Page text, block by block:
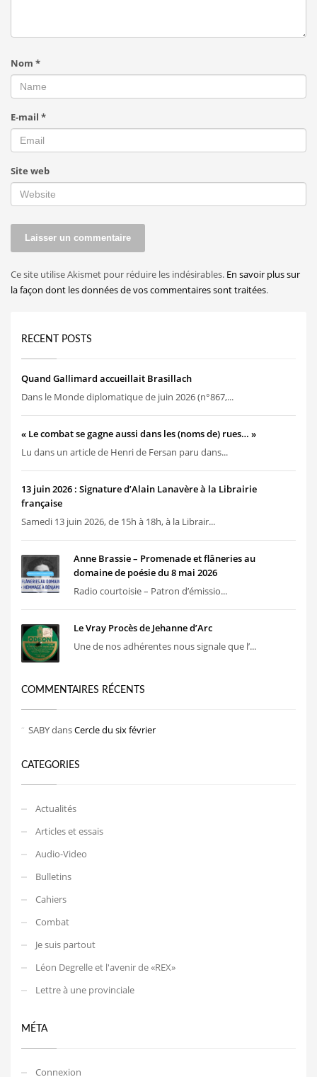
Nom *
E-mail *
Site web
Ce site utilise Akismet pour réduire les indésirables. En savoir plus sur
la façon dont les données de vos commentaires sont traitées.
RECENT POSTS
Quand Gallimard accueillait Brasillach
Dans le Monde diplomatique de juin 2026 (n°867,...
« Le combat se gagne aussi dans les (noms de) rues… »
Lu dans un article de Henri de Fersan paru dans...
13 juin 2026 : Signature d’Alain Lanavère à la Librairie
française
Samedi 13 juin 2026, de 15h à 18h, à la Librair...
Anne Brassie – Promenade et flâneries au
domaine de poésie du 8 mai 2026
Radio courtoisie – Patron d’émissio...
Le Vray Procès de Jehanne d’Arc
Une de nos adhérentes nous signale que l’...
COMMENTAIRES RÉCENTS
SABYdansCercle du six février
CATEGORIES
Actualités
Articles et essais
Audio-Video
Bulletins
Cahiers
Combat
Je suis partout
Léon Degrelle et l'avenir de «REX»
Lettre à une provinciale
MÉTA
Connexion